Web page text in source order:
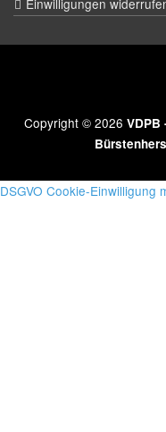
Copyright © 2026 VDPB
DSGVO Cookie-Einwilligung